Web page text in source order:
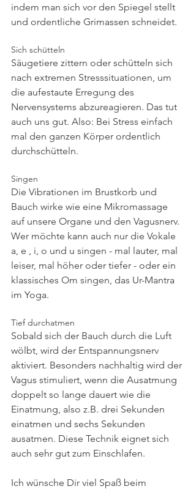
indem man sich vor den Spiegel stellt
und ordentliche Grimassen schneidet.
Sich schütteln
Säugetiere zittern oder schütteln sich
nach extremen Stresssituationen, um
die aufestaute Erregung des
Nervensystems abzureagieren. Das tut
auch uns gut. Also: Bei Stress einfach
mal den ganzen Körper ordentlich
durchschütteln.
Singen
Die Vibrationen im Brustkorb und
Bauch wirke wie eine Mikromassage
auf unsere Organe und den Vagusnerv.
Wer möchte kann auch nur die Vokale
a, e , i, o und u singen - mal lauter, mal
leiser, mal höher oder tiefer - oder ein
klassisches Om singen, das Ur-Mantra
im Yoga.
Tief durchatmen
Sobald sich der Bauch durch die Luft
wölbt, wird der Entspannungsnerv
aktiviert. Besonders nachhaltig wird der
Vagus stimuliert, wenn die Ausatmung
doppelt so lange dauert wie die
Einatmung, also z.B. drei Sekunden
einatmen und sechs Sekunden
ausatmen. Diese Technik eignet sich
auch sehr gut zum Einschlafen.
Ich wünsche Dir viel Spaß beim